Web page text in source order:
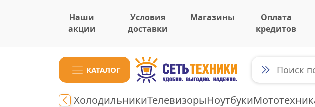
Наши
акции
Условия
доставки
Магазины
Оплата
кредитов
КАТАЛОГ
ХолодильникиТелевизорыНоутбуки